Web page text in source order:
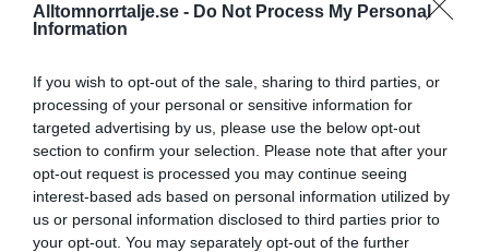
Alltomnorrtalje.se - Do Not Process My Personal
Information
If you wish to opt-out of the sale, sharing to third parties, or
processing of your personal or sensitive information for
targeted advertising by us, please use the below opt-out
section to confirm your selection. Please note that after your
opt-out request is processed you may continue seeing
interest-based ads based on personal information utilized by
us or personal information disclosed to third parties prior to
your opt-out. You may separately opt-out of the further